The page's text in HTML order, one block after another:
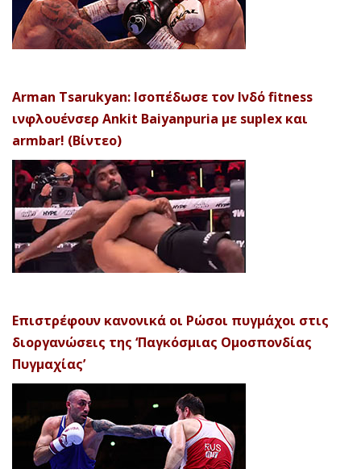
Arman Tsarukyan: Ισοπέδωσε τον Ινδό fitness
ινφλουένσερ Ankit Baiyanpuria με suplex και
armbar! (Βίντεο)
Επιστρέφουν κανονικά οι Ρώσοι πυγμάχοι στις
διοργανώσεις της ‘Παγκόσμιας Ομοσπονδίας
Πυγμαχίας’